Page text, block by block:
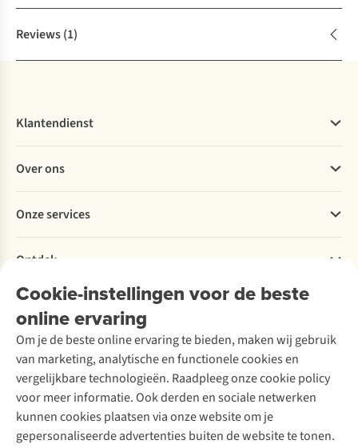
Reviews(1)
Cookie-instellingen voor de beste
online ervaring
Om je de beste online ervaring te bieden, maken wij gebruik
van marketing, analytische en functionele cookies en
vergelijkbare technologieën. Raadpleeg onze cookie policy
voor meer informatie. Ook derden en sociale netwerken
kunnen cookies plaatsen via onze website om je
gepersonaliseerde advertenties buiten de website te tonen.
Klantendienst
Bestellen
Betalen
Levering
Retourneren
Bestelling herroepen
Garantie
Contact
Over ons
Explore More
Verantwoord ondernemen
Over Ayacucho
Onze winkels
Over A.S.Adventure
Toegankelijkheidsverklaring
Onze services
Ski-onderhoud
Wasservice
Schoenonderhoud
Schoenherstelling
Kledingherstelling
Retouches
Voor bedrijven
Ontdek
A.S.Magazine
Podcast
Explore Academy
Explore Camp
Gear Check
Inspiratie & advies
Meld je aan voor de nieuwsbrief
Follow us